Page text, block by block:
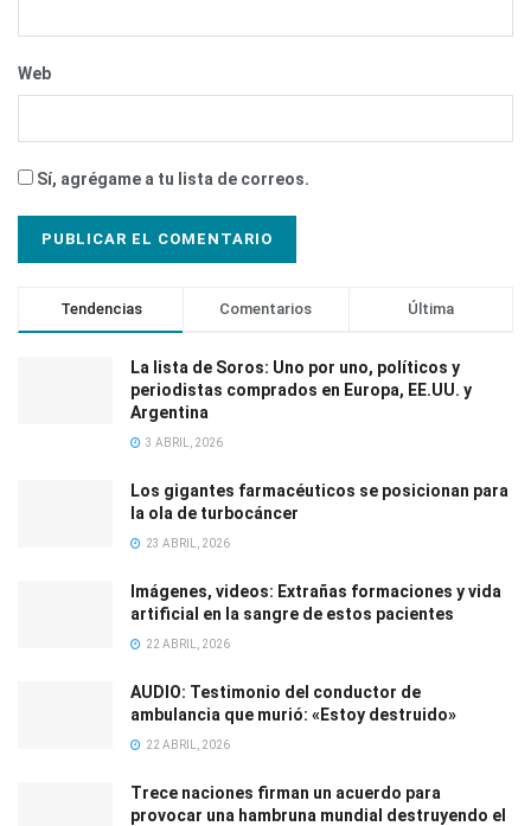
Web
Sí, agrégame a tu lista de correos.
Tendencias Comentarios Última
La lista de Soros: Uno por uno, políticos y
periodistas comprados en Europa, EE.UU. y
Argentina
3 ABRIL, 2026
Los gigantes farmacéuticos se posicionan para
la ola de turbocáncer
23 ABRIL, 2026
Imágenes, videos: Extrañas formaciones y vida
artificial en la sangre de estos pacientes
22 ABRIL, 2026
AUDIO: Testimonio del conductor de
ambulancia que murió: «Estoy destruido»
22 ABRIL, 2026
Trece naciones firman un acuerdo para
provocar una hambruna mundial destruyendo el